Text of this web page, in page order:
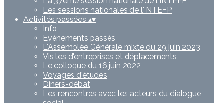
Les sessions nationales de l'INTEFP
Activités passées ▴▾
Info
Evénements passés
L'Assemblée Générale mixte du 29 juin 2023
Visites d'entreprises et déplacements
Le colloque du 16 juin 2022
Voyages d'études
Dîners-débat
Les rencontres avec les acteurs du dialogue